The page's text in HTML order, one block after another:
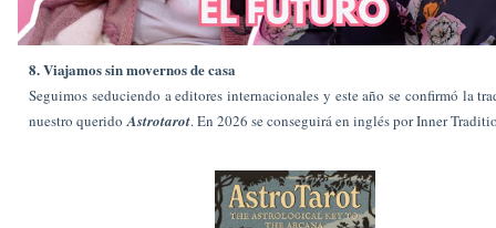
8. Viajamos sin movernos de casa
Seguimos seduciendo a editores internacionales y este año se confirmó la
nuestro querido Astrotarot. En 2026 se conseguirá en inglés por Inner